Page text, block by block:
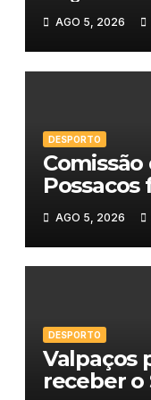
AGO 5, 2026
DESPORTO
Comissão
Torneio
AGO 5, 2026
DESPORTO
Valpaços
receber o